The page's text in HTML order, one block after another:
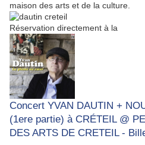
maison des arts et de la culture.
Réservation directement à la
Concert YVAN DAUTIN +
(1ere partie) à CRÉTEIL @
DES ARTS DE CRETEIL -